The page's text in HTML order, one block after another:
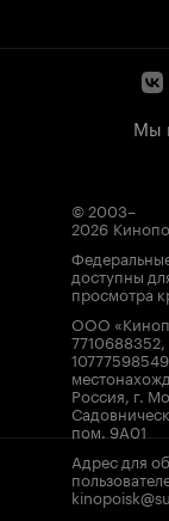
Мы
© 2003–
2026
доступны
просмотра
ООО
Россия, г.
пом. 9А01
Адрес для